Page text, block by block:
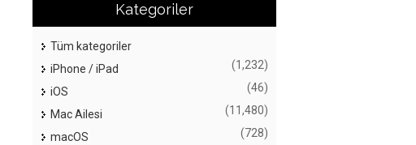
Kategoriler
Tüm kategoriler
iPhone / iPad
(1,232)
iOS (46)
Mac Ailesi (11,480)
macOS (728)